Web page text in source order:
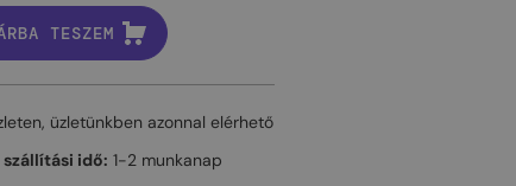
TESZEM
üzletünkben azonnal elérhető
idő: 1-2 munkanap